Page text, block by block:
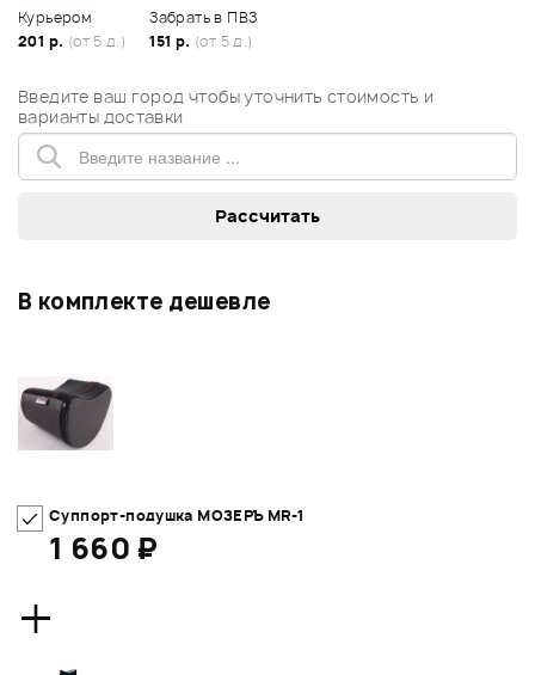
Курьером
201 р. (от 5 д.)
Забрать в ПВЗ
151 р. (от 5 д.)
Введите ваш город чтобы уточнить стоимость и
варианты доставки
В комплекте дешевле
Суппорт-подушка МОЗЕРЪ MR-1
1 660 ₽
+